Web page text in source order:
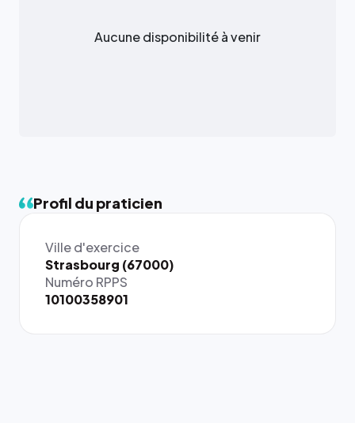
Aucune disponibilité à venir
Profil du praticien
Ville d'exercice
Strasbourg (67000)
Numéro RPPS
10100358901
{# 40×40
: la taille
rendue par
`.profile-